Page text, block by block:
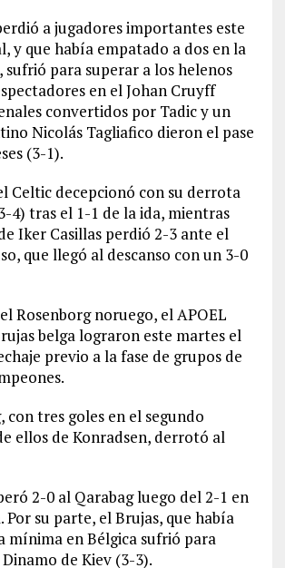
a jugadores importantes este
y que había empatado a dos en la
sufrió para superar a los helenos
en el Johan Cruyff
convertidos por Tadic y un
Nicolás Tagliafico dieron el pase
(3-1).
Celtic decepcionó con su derrota
4) tras el 1-1 de la ida, mientras
Iker Casillas perdió 2-3 ante el
que llegó al descanso con un 3-0
Rosenborg noruego, el APOEL
belga lograron este martes el
previo a la fase de grupos de
con tres goles en el segundo
ellos de Konradsen, derrotó al
2-0 al Qarabag luego del 2-1 en
Por su parte, el Brujas, que había
mínima en Bélgica sufrió para
de Kiev (3-3).